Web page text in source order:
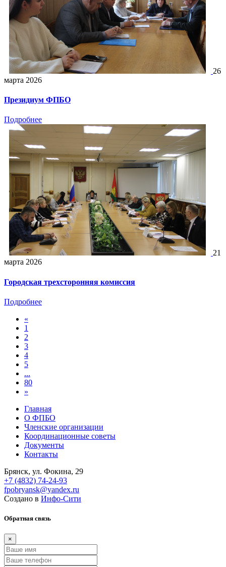
26
марта 2026
Президиум ФПБО
Подробнее
21
марта 2026
Городская трехсторонняя комиссия
Подробнее
«
1
2
3
4
5
...
80
»
Главная
О ФПБО
Членские организации
Координационные советы
Документы
Контакты
Брянск, ул. Фокина, 29
+7 (4832) 74-24-93
fpobryansk@yandex.ru
Создано в Инфо-Сити
Обратная связь
×